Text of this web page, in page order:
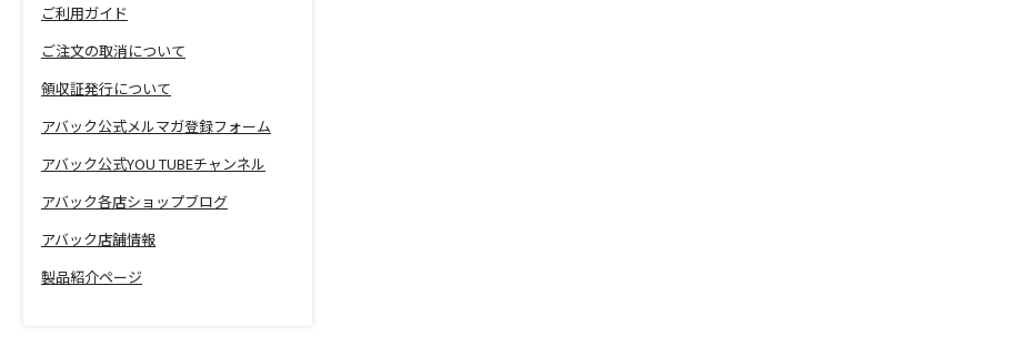
ご利用ガイド
ご注文の取消について
領収証発行について
アバック公式メルマガ登録フォーム
アバック公式YOU TUBEチャンネル
アバック各店ショップブログ
アバック店舗情報
製品紹介ページ